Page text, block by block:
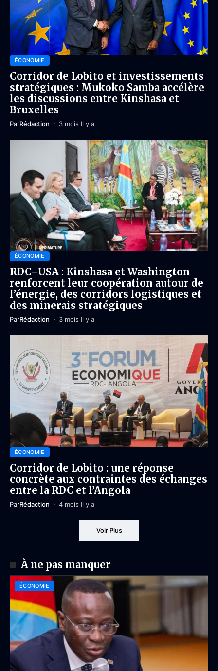
ÉCONOMIE
Corridor de Lobito et investissements
stratégiques : Mukoko Samba accélère
les discussions entre Kinshasa et
Bruxelles
ParRédaction 3 mois Il y a
ÉCONOMIE
RDC–USA : Kinshasa et Washington
renforcent leur coopération autour de
l’énergie, des corridors logistiques et
des minerais stratégiques
ParRédaction 3 mois Il y a
ÉCONOMIE
Corridor de Lobito : une réponse
concrète aux contraintes des échanges
entre la RDC et l’Angola
ParRédaction 4 mois Il y a
Voir Plus
À ne pas manquer
ÉCONOMIE